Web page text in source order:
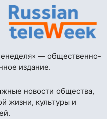
— общественно-
издание.
новости общества,
жизни, культуры и